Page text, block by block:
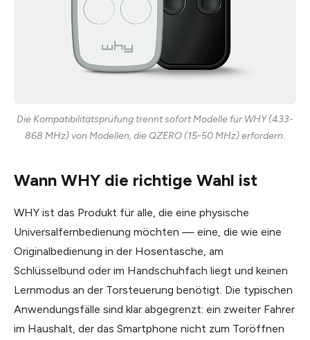
Die Kompatibilitätsprüfung trennt sofort Modelle für WHY (433-
868 MHz) von Modellen, die QZERO (15-50 MHz) erfordern.
Wann WHY die richtige Wahl ist
WHY ist das Produkt für alle, die eine physische
Universalfernbedienung möchten — eine, die wie eine
Originalbedienung in der Hosentasche, am
Schlüsselbund oder im Handschuhfach liegt und keinen
Lernmodus an der Tor­steuerung benötigt. Die typischen
Anwendungsfälle sind klar abgegrenzt: ein zweiter Fahrer
im Haushalt, der das Smartphone nicht zum Tor­öffnen